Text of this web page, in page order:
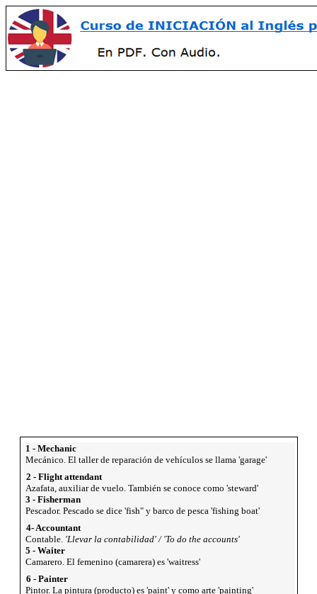
1 - Mechanic
Mecánico. El taller de reparación de vehículos se llama 'garage'
2 - Flight attendant
Azafata, auxiliar de vuelo. También se conoce como 'steward'
3 - Fisherman
Pescador. Pescado se dice 'fish" y barco de pesca 'fishing boat'
4- Accountant
Contable. 'Llevar la contabilidad' / 'To do the accounts'
5 - Waiter
Camarero. El femenino (camarera) es 'waitress'
6 - Painter
Pintor. La pintura (producto) es 'paint' y como arte 'painting'